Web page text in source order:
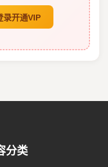
录开通VIP
分类